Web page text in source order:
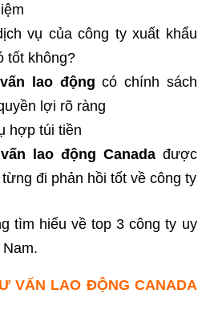
vụ của công ty xuất khẩu
tốt không?
lao động có chính sách
lợi rõ ràng
hợp túi tiền
lao động Canadađược
đi phản hồi tốt về công ty
tìm hiểu về top 3 công ty uy
VẤN LAO ĐỘNG CANADA